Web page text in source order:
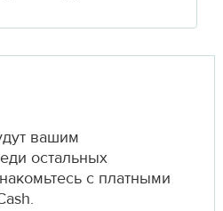
вашим
остальных
с платными